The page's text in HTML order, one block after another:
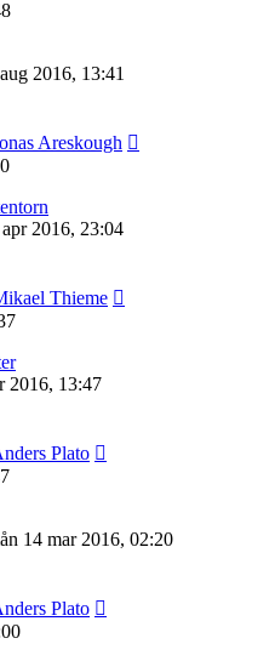
2016, 13:41
Areskough
2016, 23:04
Thieme
2016, 13:47
Plato
14 mar 2016, 02:20
Plato